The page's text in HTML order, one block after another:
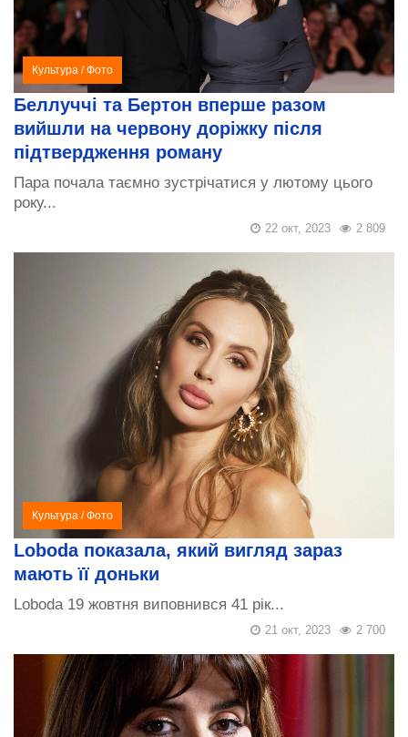
Культура /Фото
Беллуччі та Бертон вперше разом
вийшли на червону доріжку після
підтвердження роману
Пара почала таємно зустрічатися у лютому цього
року...
2 809
22 окт, 2023
Культура /Фото
Loboda показала, який вигляд зараз
мають її доньки
Loboda 19 жовтня виповнився 41 рік...
2 700
21 окт, 2023